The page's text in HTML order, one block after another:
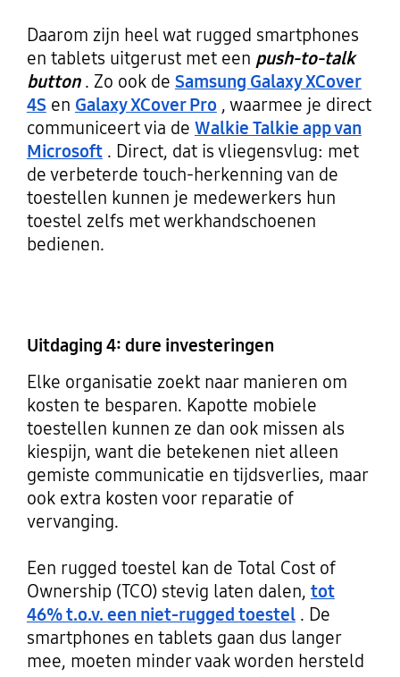
Daarom zijn heel wat rugged smartphones
en tablets uitgerust met een push-to-talk
button. Zo ook de Samsung Galaxy XCover
4S en Galaxy XCover Pro , waarmee je direct
communiceert via de Walkie Talkie app van
Microsoft. Direct, dat is vliegensvlug: met
de verbeterde touch-herkenning van de
toestellen kunnen je medewerkers hun
toestel zelfs met werkhandschoenen
bedienen.
Uitdaging 4: dure investeringen
Elke organisatie zoekt naar manieren om
kosten te besparen. Kapotte mobiele
toestellen kunnen ze dan ook missen als
kiespijn, want die betekenen niet alleen
gemiste communicatie en tijdsverlies, maar
ook extra kosten voor reparatie of
vervanging.
Een rugged toestel kan de Total Cost of
Ownership (TCO) stevig laten dalen, tot
46% t.o.v. een niet-rugged toestel. De
smartphones en tablets gaan dus langer
mee, moeten minder vaak worden hersteld